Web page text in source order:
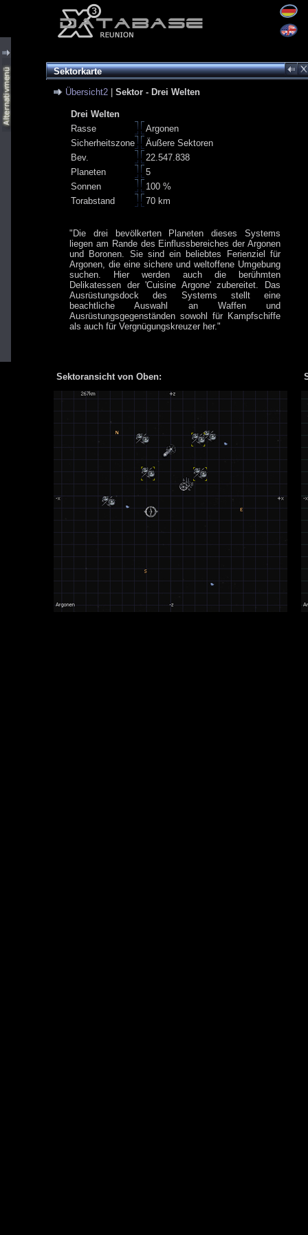
Sektorkarte
Übersicht2
Sektor - Drei Welten
Drei Welten
Rasse
Argonen
Sicherheitszone
Äußere Sektoren
Bev.
22.547.838
Planeten
5
Sonnen
100 %
Torabstand
70 km
"Die drei bevölkerten Planeten dieses Systems
liegen am Rande des Einflussbereiches der Argonen
und Boronen. Sie sind ein beliebtes Ferienziel für
Argonen, die eine sichere und weltoffene Umgebung
suchen. Hier werden auch die berühmten
Delikatessen der 'Cuisine Argone' zubereitet. Das
Ausrüstungsdock des Systems stellt eine
beachtliche Auswahl an Waffen und
Ausrüstungsgegenständen sowohl für Kampfschiffe
als auch für Vergnügungskreuzer her."
Sektoransicht von Oben: